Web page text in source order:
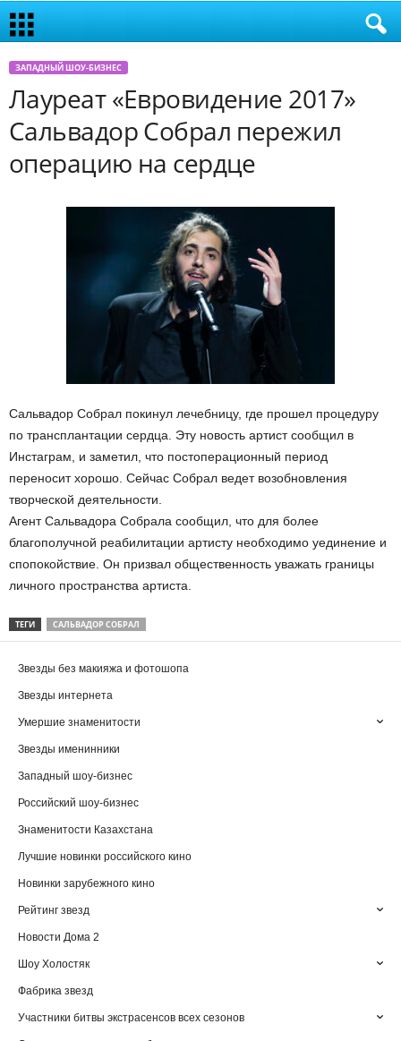
ЗАПАДНЫЙ ШОУ-БИЗНЕС
Лауреат «Евровидение 2017»
Сальвадор Собрал пережил
операцию на сердце
Сальвадор Собрал покинул лечебницу, где прошел процедуру
по трансплантации сердца. Эту новость артист сообщил в
Инстаграм, и заметил, что постоперационный период
переносит хорошо. Сейчас Собрал ведет возобновления
творческой деятельности.
Агент Сальвадора Собрала сообщил, что для более
благополучной реабилитации артисту необходимо уединение и
спопокойствие. Он призвал общественность уважать границы
личного пространства артиста.
ТЕГИ САЛЬВАДОР СОБРАЛ
Звезды без макияжа и фотошопа
Звезды интернета
Умершие знаменитости
Звезды именинники
Западный шоу-бизнес
Российский шоу-бизнес
Знаменитости Казахстана
Лучшие новинки российского кино
Новинки зарубежного кино
Рейтинг звезд
Новости Дома 2
Шоу Холостяк
Фабрика звезд
Участники битвы экстрасенсов всех сезонов